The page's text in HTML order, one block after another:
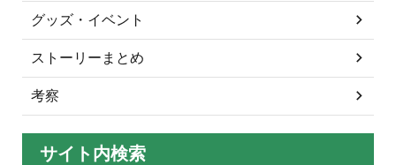
グッズ・イベント
ストーリーまとめ
考察
サイト内検索